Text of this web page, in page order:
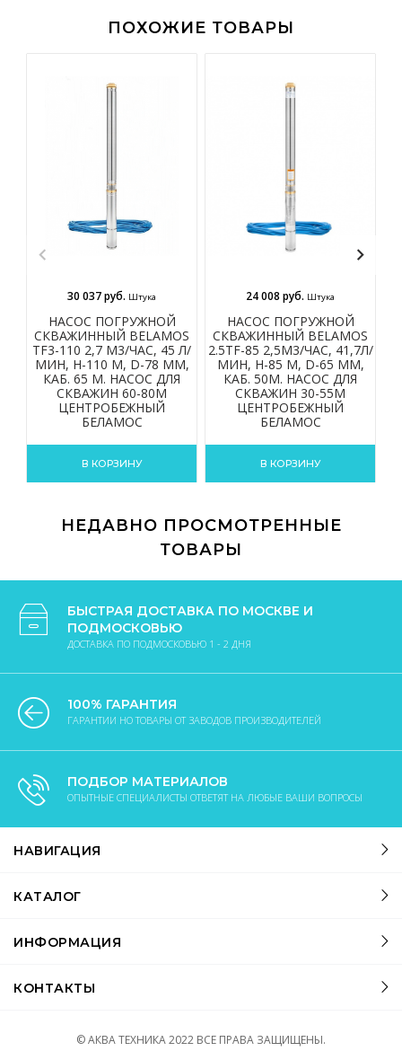
ПОХОЖИЕ ТОВАРЫ
НАСОС ПОГРУЖНОЙ
СКВАЖИННЫЙ BELAMOS
TF3-110 2,7 М3/ЧАС, 45 Л/
МИН, Н-110 М, D-78 ММ,
КАБ. 65 М. НАСОС ДЛЯ
СКВАЖИН 60-80М
ЦЕНТРОБЕЖНЫЙ
БЕЛАМОС
30 037 руб. Штука
В КОРЗИНУ
НАСОС ПОГРУЖНОЙ
СКВАЖИННЫЙ BELAMOS
2.5TF-85 2,5М3/ЧАС, 41,7Л/
МИН, Н-85 М, D-65 ММ,
КАБ. 50М. НАСОС ДЛЯ
СКВАЖИН 30-55М
ЦЕНТРОБЕЖНЫЙ
БЕЛАМОС
24 008 руб. Штука
В КОРЗИНУ
НЕДАВНО ПРОСМОТРЕННЫЕ
ТОВАРЫ
БЫСТРАЯ ДОСТАВКА ПО МОСКВЕ И
ПОДМОСКОВЬЮ
ДОСТАВКА ПО ПОДМОСКОВЬЮ 1 - 2 ДНЯ
100% ГАРАНТИЯ
ГАРАНТИИ НО ТОВАРЫ ОТ ЗАВОДОВ ПРОИЗВОДИТЕЛЕЙ
ПОДБОР МАТЕРИАЛОВ
ОПЫТНЫЕ СПЕЦИАЛИСТЫ ОТВЕТЯТ НА ЛЮБЫЕ ВАШИ ВОПРОСЫ
НАВИГАЦИЯ
КАТАЛОГ
ИНФОРМАЦИЯ
КОНТАКТЫ
© АКВА ТЕХНИКА2022 ВСЕ ПРАВА ЗАЩИЩЕНЫ.